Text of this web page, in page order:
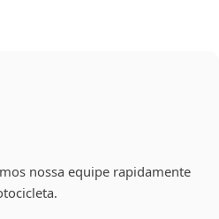
nossa equipe rapidamente